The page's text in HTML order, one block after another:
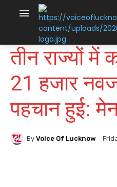
तीन राज्यों
21 हजार
पहचान हुई:
By Voice Of Lucknow